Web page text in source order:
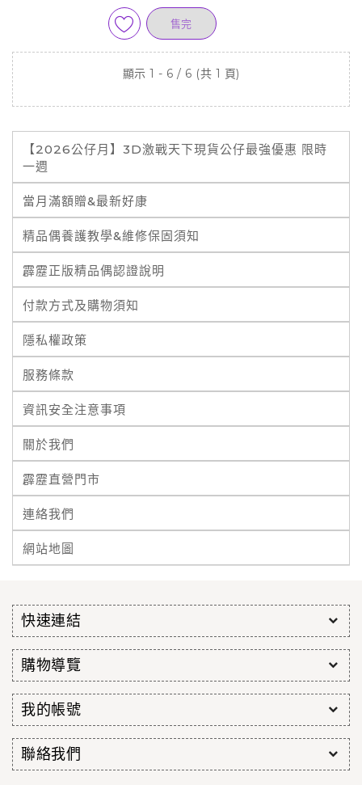
售完
顯示 1 - 6 / 6 (共 1 頁)
【2026公仔月】3D激戰天下現貨公仔最強優惠 限時
一週
當月滿額贈&最新好康
精品偶養護教學&維修保固須知
霹靂正版精品偶認證說明
付款方式及購物須知
隱私權政策
服務條款
資訊安全注意事項
關於我們
霹靂直營門市
連絡我們
網站地圖
快速連結
購物導覽
我的帳號
聯絡我們